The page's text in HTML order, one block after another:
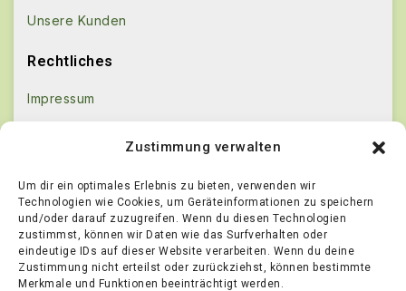
Zustimmung verwalten
Um dir ein optimales Erlebnis zu bieten, verwenden wir
Technologien wie Cookies, um Geräteinformationen zu speichern
und/oder darauf zuzugreifen. Wenn du diesen Technologien
zustimmst, können wir Daten wie das Surfverhalten oder
eindeutige IDs auf dieser Website verarbeiten. Wenn du deine
Zustimmung nicht erteilst oder zurückziehst, können bestimmte
Merkmale und Funktionen beeinträchtigt werden.
Unsere Kunden
Rechtliches
Impressum
Datenschutz
Echtheit von Bewertungen
Widerrufsbestimmungen
[Widerruf einreichen]